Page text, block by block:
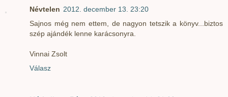
Névtelen 2012. december 13. 23:20
Sajnos még nem ettem, de nagyon tetszik a könyv...biztos
szép ajándék lenne karácsonyra.
Vinnai Zsolt
Válasz